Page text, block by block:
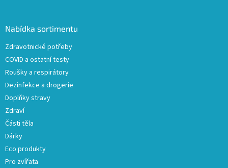
Nabídka sortimentu
Zdravotnické potřeby
COVID a ostatní testy
Roušky a respirátory
Dezinfekce a drogerie
Doplňky stravy
Zdraví
Části těla
Dárky
Eco produkty
Pro zvířata